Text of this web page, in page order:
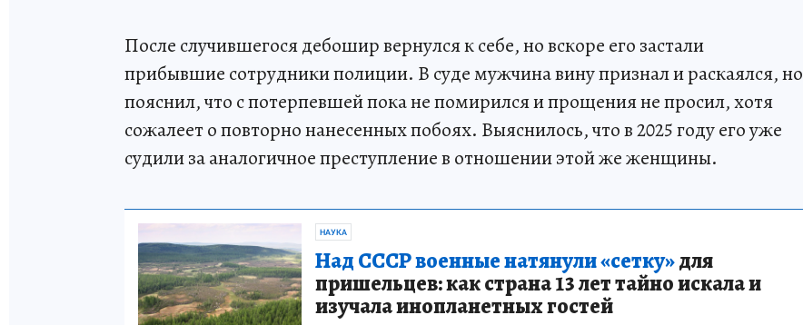
После случившегося дебошир вернулся к себе, но вскоре его застали
прибывшие сотрудники полиции. В суде мужчина вину признал и раскаялся, но
пояснил, что с потерпевшей пока не помирился и прощения не просил, хотя
сожалеет о повторно нанесенных побоях. Выяснилось, что в 2025 году его уже
судили за аналогичное преступление в отношении этой же женщины.
НАУКА
Над СССР военные натянули «сетку»для
пришельцев: как страна 13 лет тайно искала и
изучала инопланетных гостей